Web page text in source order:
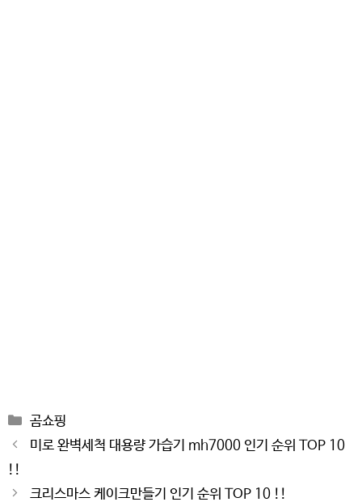
Categories
곰쇼핑
Post
navigation
미로 완벽세척 대용량 가습기 mh7000 인기 순위 TOP 10
!!
크리스마스 케이크만들기 인기 순위 TOP 10 !!